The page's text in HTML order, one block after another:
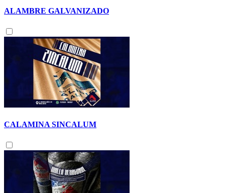
ALAMBRE GALVANIZADO
CALAMINA SINCALUM